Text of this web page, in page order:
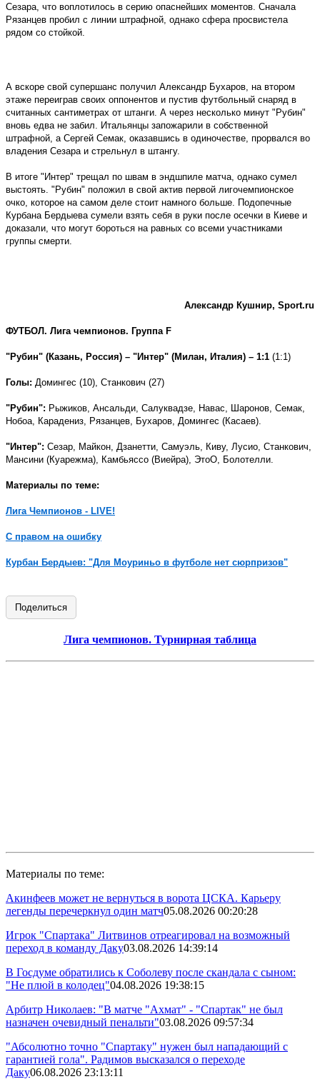
Сезара, что воплотилось в серию опаснейших моментов. Сначала
Рязанцев пробил с линии штрафной, однако сфера просвистела
рядом со стойкой.
А вскоре свой супершанс получил Александр Бухаров, на втором
этаже переиграв своих оппонентов и пустив футбольный снаряд в
считанных сантиметрах от штанги. А через несколько минут "Рубин"
вновь едва не забил. Итальянцы запожарили в собственной
штрафной, а Сергей Семак, оказавшись в одиночестве, прорвался во
владения Сезара и стрельнул в штангу.
В итоге "Интер" трещал по швам в эндшпиле матча, однако сумел
выстоять. "Рубин" положил в свой актив первой лигочемпионское
очко, которое на самом деле стоит намного больше. Подопечные
Курбана Бердыева сумели взять себя в руки после осечки в Киеве и
доказали, что могут бороться на равных со всеми участниками
группы смерти.
Александр Кушнир, Sport.ru
ФУТБОЛ. Лига чемпионов. Группа F
"Рубин" (Казань, Россия) – "Интер" (Милан, Италия) – 1:1 (1:1)
Голы: Домингес (10), Станкович (27)
"Рубин": Рыжиков, Ансальди, Салуквадзе, Навас, Шаронов, Семак,
Нобоа, Карадениз, Рязанцев, Бухаров, Домингес (Касаев).
"Интер": Сезар, Майкон, Дзанетти, Самуэль, Киву, Лусио, Станкович,
Мансини (Куарежма), Камбьяссо (Виейра), ЭтоО, Болотелли.
Материалы по теме:
Лига Чемпионов - LIVE!
С правом на ошибку
Курбан Бердыев: "Для Моуриньо в футболе нет сюрпризов"
Поделиться
Лига чемпионов. Турнирная таблица
Материалы по теме:
Акинфеев может не вернуться в ворота ЦСКА. Карьеру
легенды перечеркнул один матч05.08.2026 00:20:28
Игрок "Спартака" Литвинов отреагировал на возможный
переход в команду Даку03.08.2026 14:39:14
В Госдуме обратились к Соболеву после скандала с сыном:
"Не плюй в колодец"04.08.2026 19:38:15
Арбитр Николаев: "В матче "Ахмат" - "Спартак" не был
назначен очевидный пенальти"03.08.2026 09:57:34
"Абсолютно точно "Спартаку" нужен был нападающий с
гарантией гола". Радимов высказался о переходе
Даку06.08.2026 23:13:11